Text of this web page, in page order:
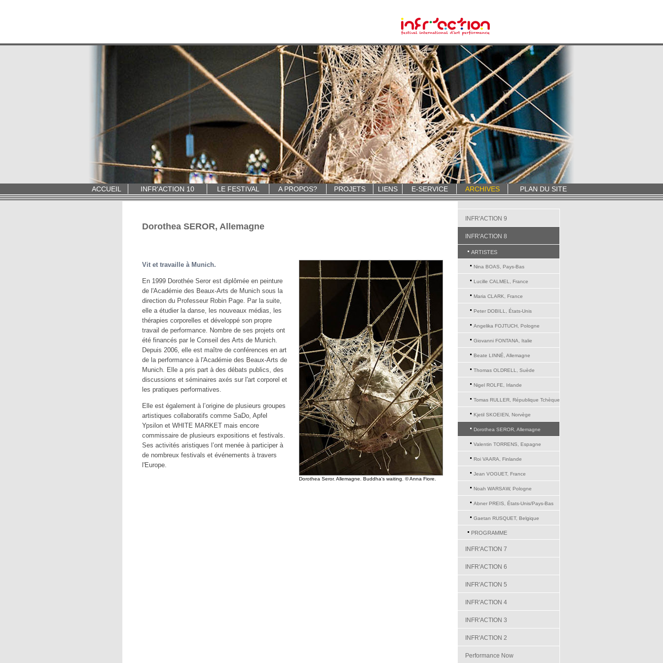
ACCUEIL INFR'ACTION 10 LE FESTIVAL A PROPOS? PROJETS LIENS E-SERVICE ARCHIVES PLAN DU SITE
Dorothea SEROR, Allemagne
Vit et travaille à Munich.
En 1999 Dorothée Seror est diplômée en peinture
de l'Académie des Beaux-Arts de Munich sous la
direction du Professeur Robin Page. Par la suite,
elle a étudier la danse, les nouveaux médias, les
thérapies corporelles et développé son propre
travail de performance. Nombre de ses projets ont
été financés par le Conseil des Arts de Munich.
Depuis 2006, elle est maître de conférences en art
de la performance à l'Académie des Beaux-Arts de
Munich. Elle a pris part à des débats publics, des
discussions et séminaires axés sur l'art corporel et
les pratiques performatives.
Elle est également à l’origine de plusieurs groupes
artistiques collaboratifs comme SaDo, Apfel
Ypsilon et WHITE MARKET mais encore
commissaire de plusieurs expositions et festivals.
Ses activités aristiques l’ont menée à participer à
de nombreux festivals et événements à travers
l'Europe.
Dorothea Seror. Allemagne. Buddha's waiting. © Anna Fiore.
INFR'ACTION 9
INFR'ACTION 8
ARTISTES
Nina BOAS, Pays-Bas
Lucille CALMEL, France
Maria CLARK, France
Peter DOBILL, États-Unis
Angelika FOJTUCH, Pologne
Giovanni FONTANA, Italie
Beate LINNÉ, Allemagne
Thomas OLDRELL, Suède
Nigel ROLFE, Irlande
Tomas RULLER, République Tchèque
Kjetil SKOEIEN, Norvège
Dorothea SEROR, Allemagne
Valentin TORRENS, Espagne
Roi VAARA, Finlande
Jean VOGUET, France
Noah WARSAW, Pologne
Abner PREIS, États-Unis/Pays-Bas
Gaetan RUSQUET, Belgique
PROGRAMME
INFR'ACTION 7
INFR'ACTION 6
INFR'ACTION 5
INFR'ACTION 4
INFR'ACTION 3
INFR'ACTION 2
Performance Now